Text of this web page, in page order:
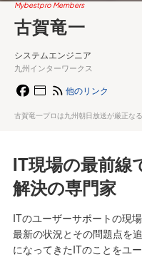
Mybestpro Members
古賀竜一
システムエンジニア
九州インターワークス
他のリンク
古賀竜一プロは九州朝日放送が厳正な
IT現場の最前線
解決の専門家
ITのユーザーサポートの現
最新の状況とその問題点を
になってきたITのことをユ